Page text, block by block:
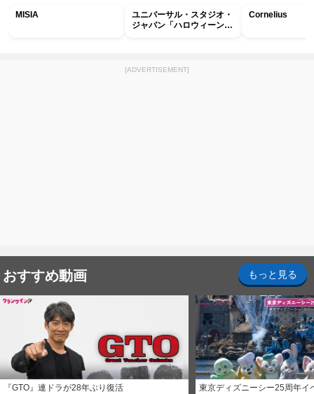
MISIA
ユニバーサル・スタジオ・
ジャパン「ハロウィーン・
Cornelius
[ADVERTISEMENT]
おすすめ動画 もっと見る
『GTO』連ドラが28年ぶり復活 東京ディズニーシー25周年イ